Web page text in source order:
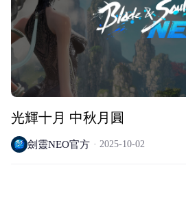
光輝十月 中秋月圓
劍靈NEO官方 2025-10-02